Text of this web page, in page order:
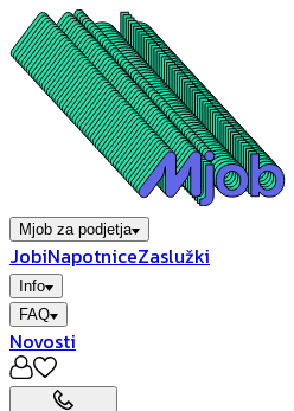
Mjob za podjetja
JobiNapotniceZaslužki
Info
FAQ
Novosti